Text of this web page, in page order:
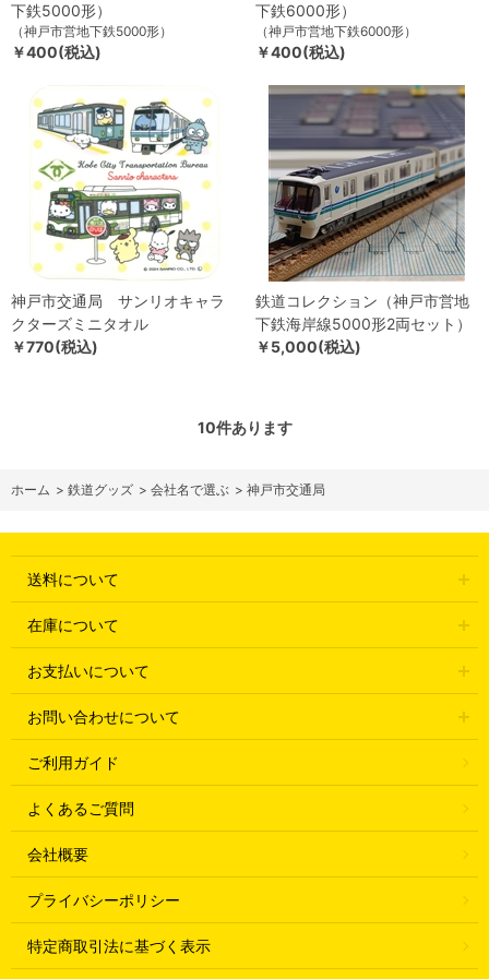
下鉄5000形）
（神戸市営地下鉄5000形）
￥400(税込)
下鉄6000形）
（神戸市営地下鉄6000形）
￥400(税込)
神戸市交通局 サンリオキャラ
クターズミニタオル
￥770(税込)
鉄道コレクション（神戸市営地
下鉄海岸線5000形2両セット）
￥5,000(税込)
10件あります
ホーム > 鉄道グッズ > 会社名で選ぶ > 神戸市交通局
送料について
在庫について
お支払いについて
お問い合わせについて
ご利用ガイド
よくあるご質問
会社概要
プライバシーポリシー
特定商取引法に基づく表示